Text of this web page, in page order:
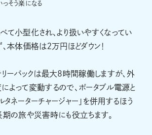
っそう楽になる
て小型化され、より扱いやすくなってい
本体価格は2万円ほどダウン！
リーパックは最大8時間稼働しますが、外
よって変動するので、ポータブル電源と
ネーターチャージャー」を併用するほう
期の旅や災害時にも役立ちます。